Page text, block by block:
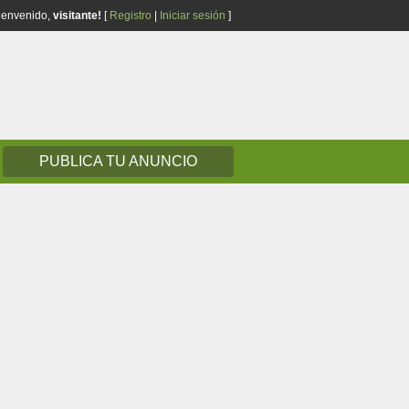
visitante! [ Registro Iniciar sesión ]
PUBLICA TU ANUNCIO